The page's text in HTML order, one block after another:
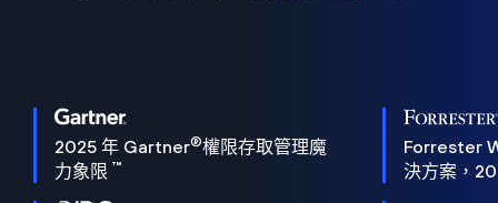
2025 年 Gartner®權限存取管理魔
力象限 ™
Forrester
決方案，